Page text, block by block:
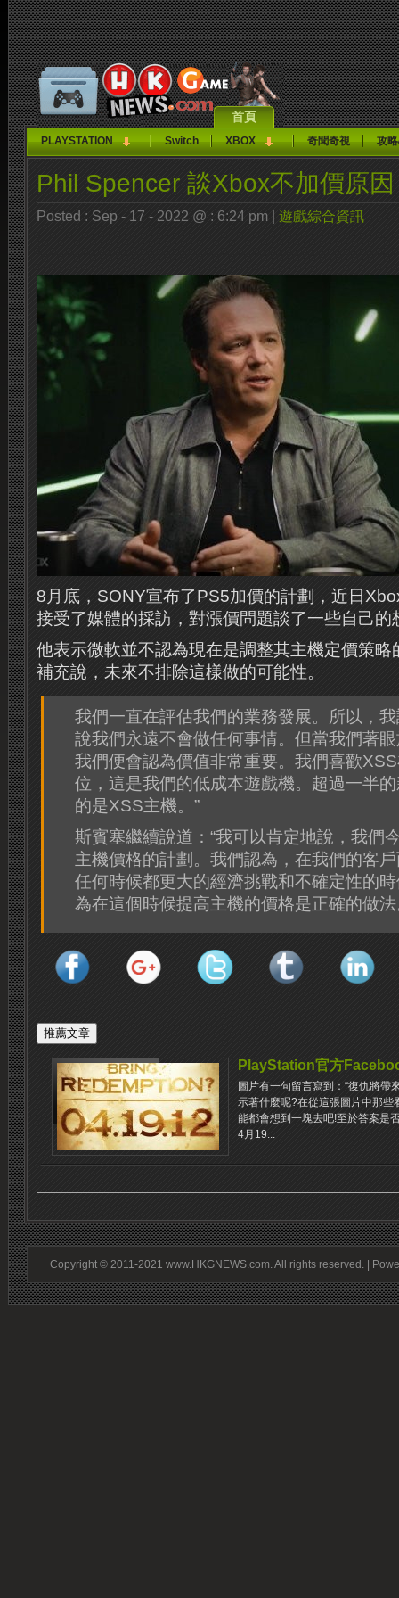
首頁
PLAYSTATION Switch XBOX 奇聞奇視 攻
Phil Spencer 談Xbox不加價原因
Posted : Sep - 17 - 2022 @ : 6:24 pm | 遊戲綜合資訊
8月底，SONY宣布了PS5加價的計劃，近日
接受了媒體的採訪，對漲價問題談了一些自己的
他表示微軟並不認為現在是調整其主機定價策
補充說，未來不排除這樣做的可能性。
我們一直在評估我們的業務發展。所以，
說我們永遠不會做任何事情。但當我們著
我們便會認為價值非常重要。我們喜歡
位，這是我們的低成本遊戲機。超過一半
的是XSS主機。”
斯賓塞繼續說道：“我可以肯定地說，我們
主機價格的計劃。我們認為，在我們的客
任何時候都更大的經濟挑戰和不確定性的
為在這個時候提高主機的價格是正確的做
PlayStation官方
圖片有一句留言寫到：“復仇將帶
示著什麼呢?在從這張圖片中那些
能都會想到一塊去吧!至於答案是
4月19...
Copyright © 2011-2021 www.HKGNEWS.com. All rights reserved. |